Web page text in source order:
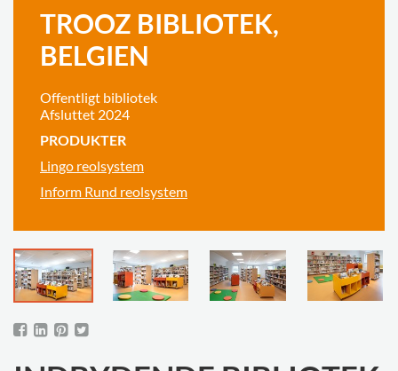
TROOZ BIBLIOTEK,
BELGIEN
Offentligt bibliotek
Afsluttet 2024
PRODUKTER
Lingo reolsystem
Inform Rund reolsystem